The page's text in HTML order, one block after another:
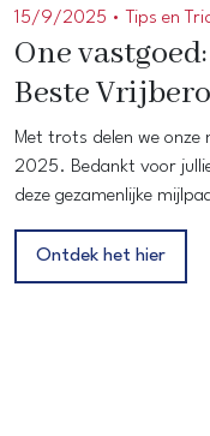
15/9/2025 • Tips en
One
Beste
Met trots delen we onze
2025. Bedankt voor
deze gezamenlijke
Ontdek het hier